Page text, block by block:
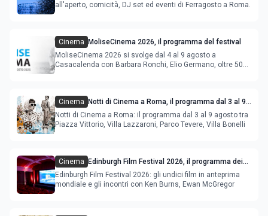
all'aperto, comicità, DJ set ed eventi di Ferragosto a Roma.
Cinema MoliseCinema 2026, il programma del festival
MoliseCinema 2026 si svolge dal 4 al 9 agosto a
Casacalenda con Barbara Ronchi, Elio Germano, oltre 50
Cinema Notti di Cinema a Roma, il programma dal 3 al 9
Notti di Cinema a Roma: il programma dal 3 al 9 agosto tra
Piazza Vittorio, Villa Lazzaroni, Parco Tevere, Villa Bonelli
Cinema Edinburgh Film Festival 2026, il programma dei
film in anteprima mondiale
Edinburgh Film Festival 2026: gli undici film in anteprima
mondiale e gli incontri con Ken Burns, Ewan McGregor